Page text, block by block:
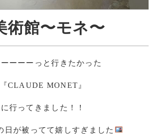
術館〜モネ〜
ーーーっと行きたかった
『CLAUDE MONET』
に行ってきました！！
日が被ってて嬉しすぎました